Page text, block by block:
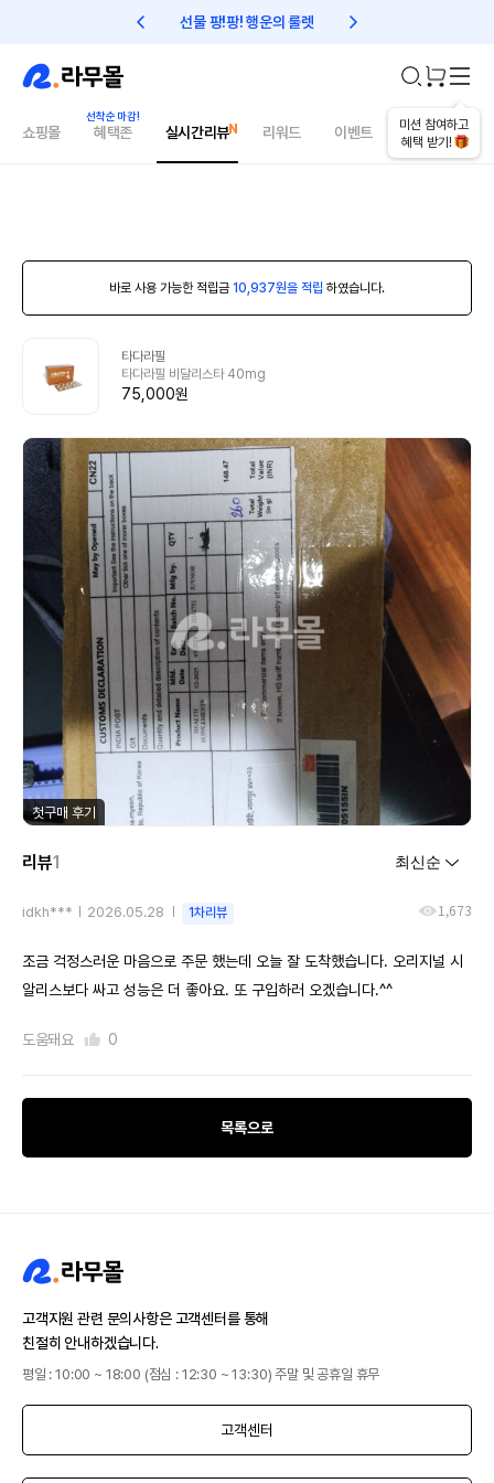
선물 팡!팡! 행운의 룰렛 친구초대 1만원 리워드!
미션 참여하고
혜택 받기!
쇼핑몰 혜택존 실시간리뷰 리워드 이벤트 건강매거진
바로 사용 가능한 적립금 10,937원을 적립 하였습니다.
타다라필
타다라필 비달리스타 40mg
75,000원
첫구매 후기
리뷰1
idkh*** 2026.05.28 1차리뷰 1,673
조금 걱정스러운 마음으로 주문 했는데 오늘 잘 도착했습니다. 오리지널 시
알리스보다 싸고 성능은 더 좋아요. 또 구입하러 오겠습니다.^^
도움돼요 0
목록으로
고객지원 관련 문의사항은 고객센터를 통해
친절히 안내하겠습니다.
평일 : 10:00 ~ 18:00 (점심 : 12:30 ~ 13:30) 주말 및 공휴일 휴무
고객센터